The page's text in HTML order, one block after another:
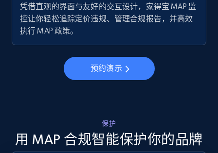
using sku numbers
URL, Final price, Sku, Currency, Gtin,
Specifications, Image urls, Top reviews, and
more.
877+ 立即开始
URL, Title, Available, Description, Currency, Initial
price, Final price, Discount percent, and more.
凭借直观的界面与友好的交互设计，家得宝 MAP 监
控让你轻松追踪定价违规、管理合规报告，并高效
执行 MAP 政策。
预约演示
保护
用 MAP 合规智能保护你的品牌